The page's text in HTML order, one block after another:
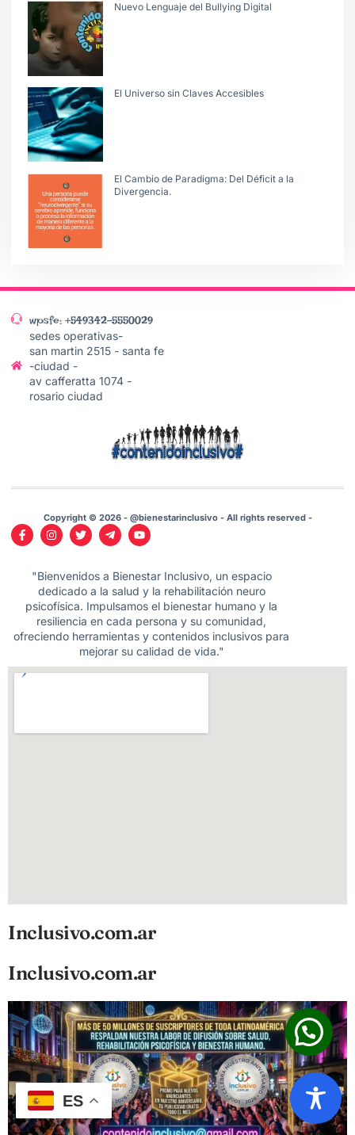
Nuevo Lenguaje del Bullying Digital
El Universo sin Claves Accesibles
El Cambio de Paradigma: Del Déficit a la
Divergencia.
wpsfe: +549342-5550029
sedes operativas-
san martin 2515 - santa fe
-ciudad -
av cafferatta 1074 -
rosario ciudad
Copyright © 2026 - @bienestarinclusivo - All rights reserved -
"Bienvenidos a Bienestar Inclusivo, un espacio
dedicado a la salud y la rehabilitación neuro
psicofísica. Impulsamos el bienestar humano y la
resiliencia en cada persona y su comunidad,
ofreciendo herramientas y contenidos inclusivos para
mejorar su calidad de vida."
Inclusivo.com.ar
Inclusivo.com.ar
ES